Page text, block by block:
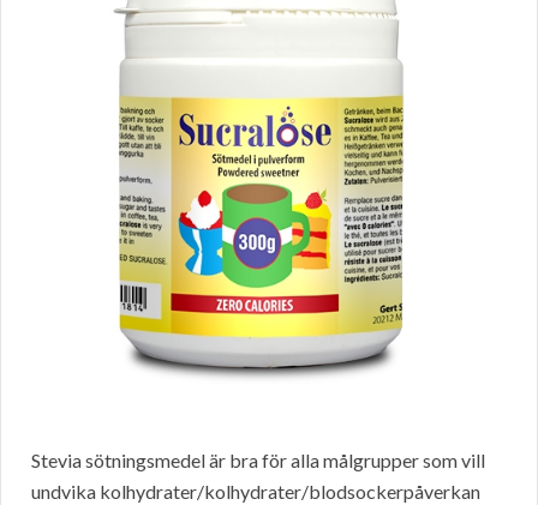
Stevia sötningsmedel är bra för alla målgrupper som vill
undvika kolhydrater/kolhydrater/blodsockerpåverkan